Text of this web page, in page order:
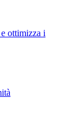
ottimizza i